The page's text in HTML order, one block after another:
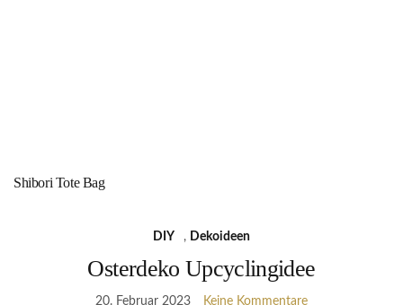
Shibori Tote Bag
DIY , Dekoideen
Osterdeko Upcyclingidee
20. Februar 2023 Keine Kommentare